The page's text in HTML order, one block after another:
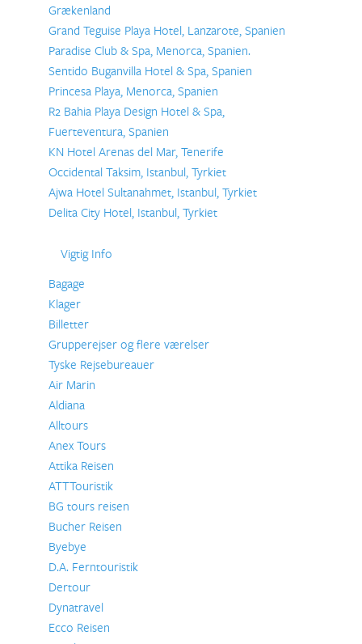
Grækenland
Grand Teguise Playa Hotel, Lanzarote, Spanien
Paradise Club & Spa, Menorca, Spanien.
Sentido Buganvilla Hotel & Spa, Spanien
Princesa Playa, Menorca, Spanien
R2 Bahia Playa Design Hotel & Spa,
Fuerteventura, Spanien
KN Hotel Arenas del Mar, Tenerife
Occidental Taksim, Istanbul, Tyrkiet
Ajwa Hotel Sultanahmet, Istanbul, Tyrkiet
Delita City Hotel, Istanbul, Tyrkiet
Vigtig Info
Bagage
Klager
Billetter
Grupperejser og flere værelser
Tyske Rejsebureauer
Air Marin
Aldiana
Alltours
Anex Tours
Attika Reisen
ATTTouristik
BG tours reisen
Bucher Reisen
Byebye
D.A. Ferntouristik
Dertour
Dynatravel
Ecco Reisen